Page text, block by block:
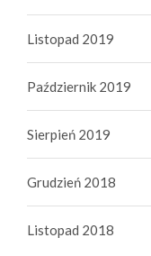
Listopad 2019
Październik 2019
Sierpień 2019
Grudzień 2018
Listopad 2018